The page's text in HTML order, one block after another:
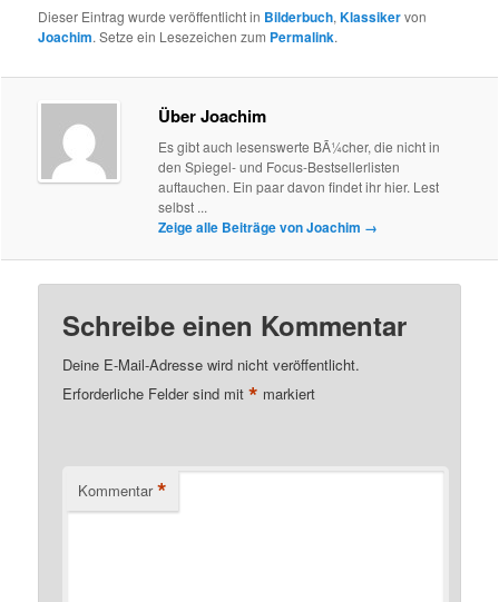
Dieser Eintrag wurde veröffentlicht in Bilderbuch,Klassikervon
Joachim. Setze ein Lesezeichen zum Permalink.
Über Joachim
Es gibt auch lesenswerte BÃ¼cher, die nicht in
den Spiegel- und Focus-Bestsellerlisten
auftauchen. Ein paar davon findet ihr hier. Lest
selbst ...
Zeige alle Beiträge von Joachim →
Schreibe einen Kommentar
Deine E-Mail-Adresse wird nicht veröffentlicht.
Erforderliche Felder sind mit* markiert
Kommentar *